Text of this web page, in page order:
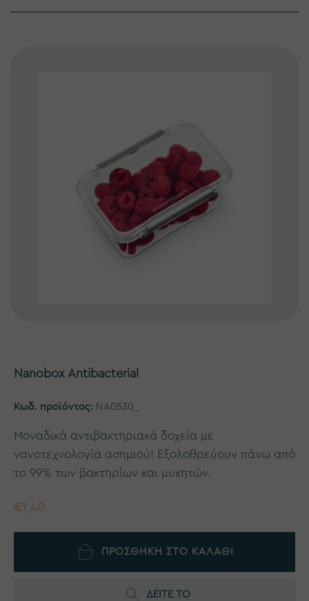
Nanobox Antibacterial
Κωδ. προϊόντος: NA0530_
Μοναδικά αντιβακτηριακά δοχεία με
νανοτεχνολογία ασημιού! Εξολοθρεύουν πάνω από
το 99% των βακτηρίων και μυκητών.
€1,40
ΠΡΟΣΘΗΚΗ ΣΤΟ ΚΑΛΑΘΙ
ΔΕΙΤΕ ΤΟ